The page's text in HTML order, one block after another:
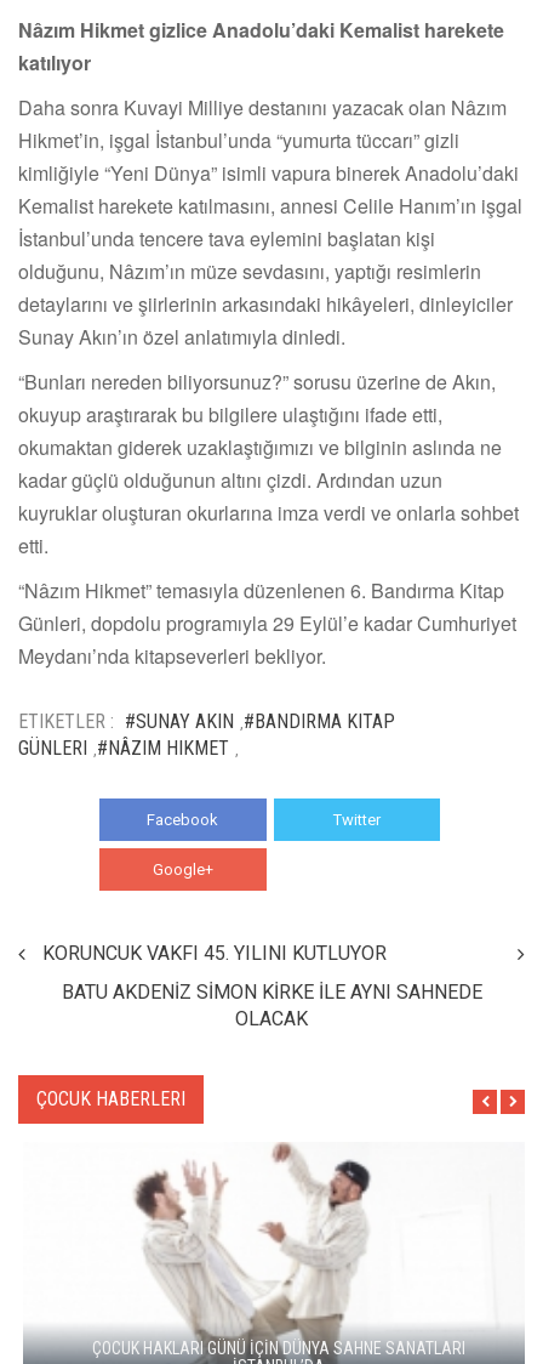
Nâzım Hikmet gizlice Anadolu’daki Kemalist harekete
katılıyor
Daha sonra Kuvayi Milliye destanını yazacak olan Nâzım
Hikmet’in, işgal İstanbul’unda “yumurta tüccarı” gizli
kimliğiyle “Yeni Dünya” isimli vapura binerek Anadolu’daki
Kemalist harekete katılmasını, annesi Celile Hanım’ın işgal
İstanbul’unda tencere tava eylemini başlatan kişi
olduğunu, Nâzım’ın müze sevdasını, yaptığı resimlerin
detaylarını ve şiirlerinin arkasındaki hikâyeleri, dinleyiciler
Sunay Akın’ın özel anlatımıyla dinledi.
“Bunları nereden biliyorsunuz?” sorusu üzerine de Akın,
okuyup araştırarak bu bilgilere ulaştığını ifade etti,
okumaktan giderek uzaklaştığımızı ve bilginin aslında ne
kadar güçlü olduğunun altını çizdi. Ardından uzun
kuyruklar oluşturan okurlarına imza verdi ve onlarla sohbet
etti.
“Nâzım Hikmet” temasıyla düzenlenen 6. Bandırma Kitap
Günleri, dopdolu programıyla 29 Eylül’e kadar Cumhuriyet
Meydanı’nda kitapseverleri bekliyor.
ETIKETLER : #SUNAY AKIN #BANDIRMA KITAP
GÜNLERI #NÂZIM HIKMET
Facebook Twitter
Google+
KORUNCUK VAKFI 45. YILINI KUTLUYOR
BATU AKDENİZ SİMON KİRKE İLE AYNI SAHNEDE
OLACAK
ÇOCUK HABERLERI
ÇOCUK HAKLARI GÜNÜ İÇİN DÜNYA SAHNE SANATLARI